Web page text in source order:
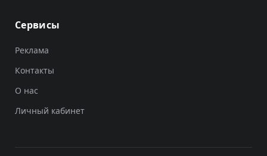
Сервисы
Реклама
Контакты
О нас
Личный кабинет